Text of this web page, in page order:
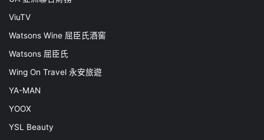
ViuTV
Watsons Wine 屈臣氏酒窖
Watsons 屈臣氏
Wing On Travel 永安旅遊
YA-MAN
YOOX
YSL Beauty